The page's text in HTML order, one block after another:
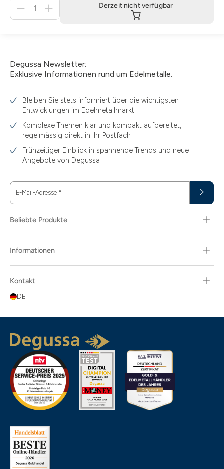
Derzeit
verfügbar
Derzeit nicht verfügbar
Degussa Newsletter:
Exklusive Informationen rund um Edelmetalle.
Bleiben Sie stets informiert über die wichtigsten
Entwicklungen im Edelmetallmarkt
Komplexe Themen klar und kompakt aufbereitet,
regelmässig direkt in Ihr Postfach
Frühzeitiger Einblick in spannende Trends und neue
Angebote von Degussa
E-Mail-Adresse *
Beliebte Produkte
Informationen
Kontakt
DE